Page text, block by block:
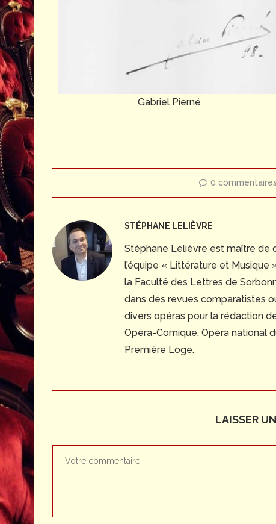
Gabriel Pierné
0 commentaires
STÉPHANE LELIÈVRE
Stéphane Lelièvre est maître de
l’équipe « Littérature et
la Faculté des Lettres de
dans des revues comparatistes
divers opéras pour la rédaction
Opéra-Comique, Opéra national
Première Loge.
LAISSER